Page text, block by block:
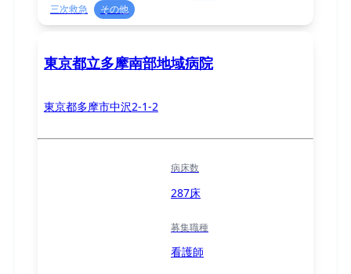
三次救急
その他
東京都立多摩南部地域病院
東京都多摩市中沢2-1-2
病床数
287床
募集職種
看護師